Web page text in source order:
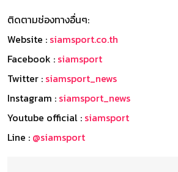
ติดตามช่องทางอื่นๆ:
Website : siamsport.co.th
Facebook : siamsport
Twitter : siamsport_news
Instagram : siamsport_news
Youtube official : siamsport
Line : @siamsport